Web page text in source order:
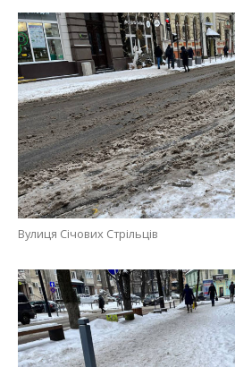
Вулиця Січових Стрільців